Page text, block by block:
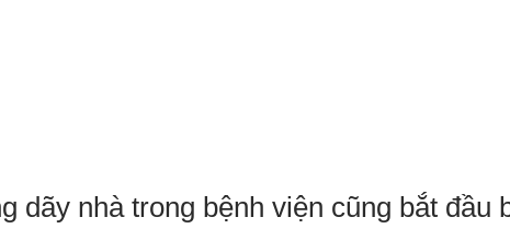
dãy nhà trong bệnh viện cũng bắt đầu